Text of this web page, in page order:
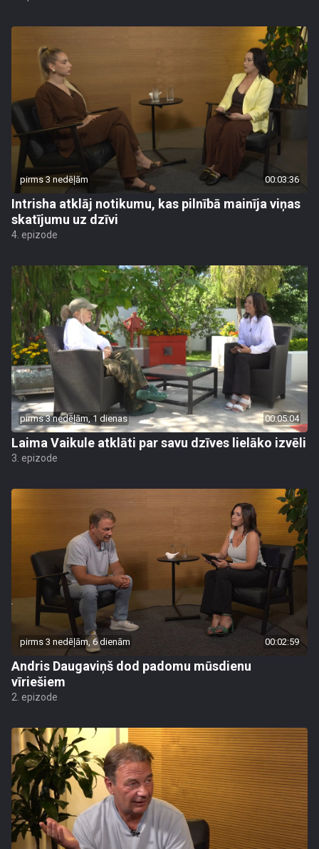
pirms 3 nedēļām 00:03:36
Intrisha atklāj notikumu, kas pilnībā mainīja viņas
skatījumu uz dzīvi
4. epizode
pirms 3 nedēļām, 1 dienas 00:05:04
Laima Vaikule atklāti par savu dzīves lielāko izvēli
3. epizode
pirms 3 nedēļām, 6 dienām 00:02:59
Andris Daugaviņš dod padomu mūsdienu
vīriešiem
2. epizode